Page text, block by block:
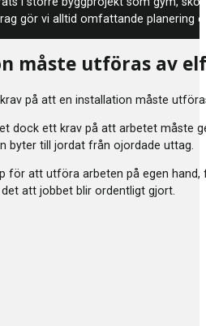
gör vi alltid omfattande planering
måste utföras av
på att en installation måste
dock ett krav på att arbetet
byter till jordat från ojordade uttag.
för att utföra arbeten på egen
att jobbet blir ordentligt gjort.